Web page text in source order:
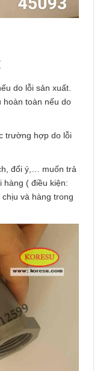
do lỗi sản xuất.
hoàn toàn nếu do
trường hợp do lỗi
đổi ý,… muốn trả
hàng ( điều kiện:
và hàng trong